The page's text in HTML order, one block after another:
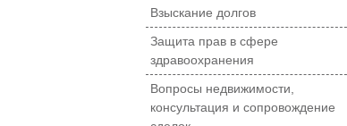
Взыскание долгов
Защита прав в сфере
здравоохранения
Вопросы недвижимости,
консультация и сопровождение